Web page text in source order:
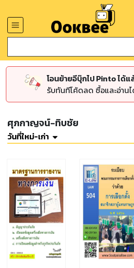
โอนย้ายอีบุ๊กไป Pinto ได้
รับทันทีโค้ดลด ซื้อและอ่าน
ศุภกาญจน์-ทิบชัย
วันที่ใหม่-เก่า